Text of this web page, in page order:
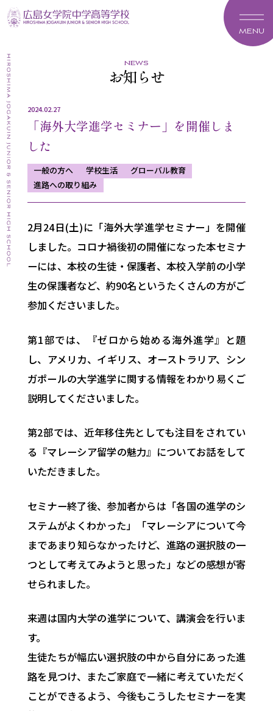
MENU
news
お知らせ
2024.02.27
「海外大学進学セミナー」を開催しま
した
一般の方へ 学校生活
グローバル教育
進路への取り組み
2月24日(土)に「海外大学進学セミナー」を開催
しました。コロナ禍後初の開催になった本セミナ
ーには、本校の生徒・保護者、本校入学前の小学
生の保護者など、約90名というたくさんの方がご
参加くださいました。
第1部では、『ゼロから始める海外進学』と題
し、アメリカ、イギリス、オーストラリア、シン
ガポールの大学進学に関する情報をわかり易くご
説明してくださいました。
第2部では、近年移住先としても注目をされてい
る『マレーシア留学の魅力』についてお話をして
いただきました。
セミナー終了後、参加者からは「各国の進学のシ
ステムがよくわかった」「マレーシアについて今
まであまり知らなかったけど、進路の選択肢の一
つとして考えてみようと思った」などの感想が寄
せられました。
来週は国内大学の進学について、講演会を行いま
す。
生徒たちが幅広い選択肢の中から自分にあった進
路を見つけ、またご家庭で一緒に考えていただく
ことができるよう、今後もこうしたセミナーを実